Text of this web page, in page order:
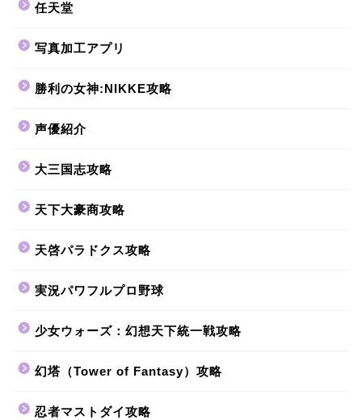
任天堂
写真加工アプリ
勝利の女神:NIKKE攻略
声優紹介
大三国志攻略
天下大豪商攻略
天啓パラドクス攻略
実況パワフルプロ野球
少女ウォーズ：幻想天下統一戦攻略
幻塔（Tower of Fantasy）攻略
忍者マストダイ攻略